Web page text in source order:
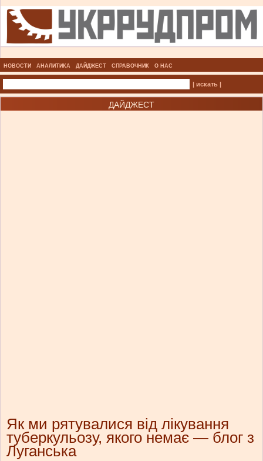
НОВОСТИ АНАЛИТИКА ДАЙДЖЕСТ СПРАВОЧНИК О НАС
| искать |
ДАЙДЖЕСТ
Як ми рятувалися від лікування
туберкульозу, якого немає — блог з
Луганська